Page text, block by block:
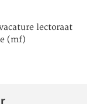
lectoraat
(mf)